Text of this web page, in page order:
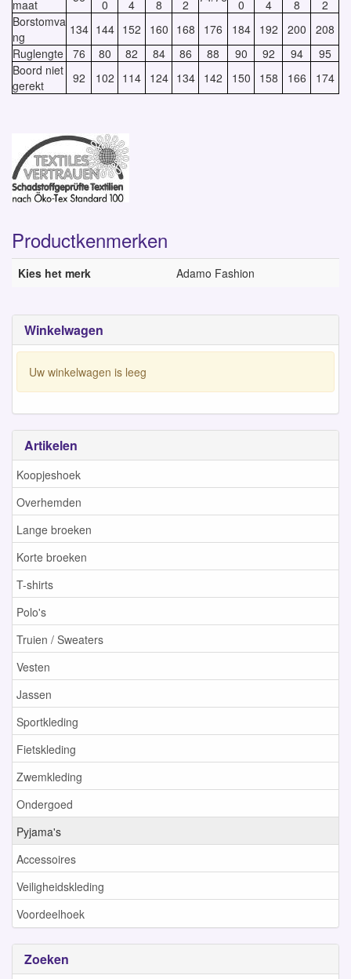
Winkelwagen
Uw winkelwagen is leeg
Artikelen
Koopjeshoek
Overhemden
Lange broeken
Korte broeken
T-shirts
Polo's
Truien / Sweaters
Vesten
Jassen
Sportkleding
Fietskleding
Zwemkleding
Ondergoed
Pyjama's
Accessoires
Veiligheidskleding
Voordeelhoek
Zoeken
maat
0
4
8
2
0
4
8
2
Borstomva
ng
134 144 152 160 168 176 184 192 200
208
Ruglengte 76 80 82 84 86 88 90 92 94
95
Boord niet
gerekt
92 102 114 124 134 142 150 158 166 174
Productkenmerken
Kies het merk Adamo Fashion